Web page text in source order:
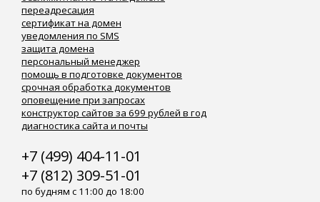
переадресация
сертификат на домен
уведомления по SMS
защита домена
персональный менеджер
помощь в подготовке документов
срочная обработка документов
оповещение при запросах
конструктор сайтов за 699 рублей в год
диагностика сайта и почты
+7 (499) 404-11-01
+7 (812) 309-51-01
по будням с 11:00 до 18:00